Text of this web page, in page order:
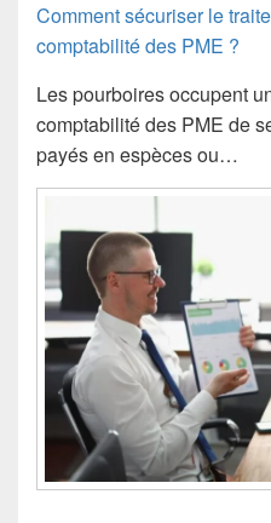
Comment sécuriser le
comptabilité des PME ?
Les pourboires occupent
comptabilité des PME de
payés en espèces ou…